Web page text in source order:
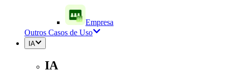
Empresa
Outros Casos de Uso
IA
IA